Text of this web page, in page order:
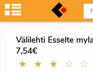
Välilehti Esselte
7,54€
★ ★ ★ ☆ ☆